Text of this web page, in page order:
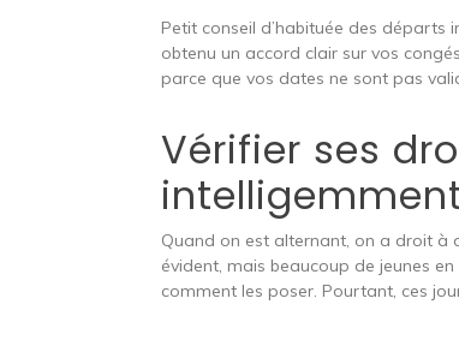
Petit conseil d’habituée des départs
obtenu un accord clair sur vos
parce que vos dates ne sont pas
Vérifier ses
Quand on est alternant, on a droit à
évident, mais beaucoup de jeunes
comment les poser. Pourtant, ces